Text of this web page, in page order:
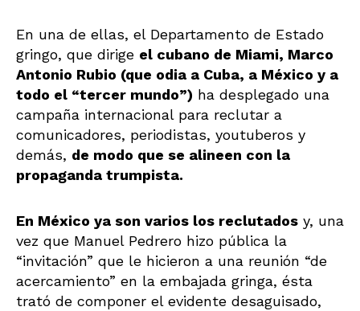
En una de ellas, el Departamento de Estado
gringo, que dirige el cubano de Miami, Marco
Antonio Rubio (que odia a Cuba, a México y a
todo el “tercer mundo”) ha desplegado una
campaña internacional para reclutar a
comunicadores, periodistas, youtuberos y
demás, de modo que se alineen con la
propaganda trumpista.
En México ya son varios los reclutados y, una
vez que Manuel Pedrero hizo pública la
“invitación” que le hicieron a una reunión “de
acercamiento” en la embajada gringa, ésta
trató de componer el evidente desaguisado,